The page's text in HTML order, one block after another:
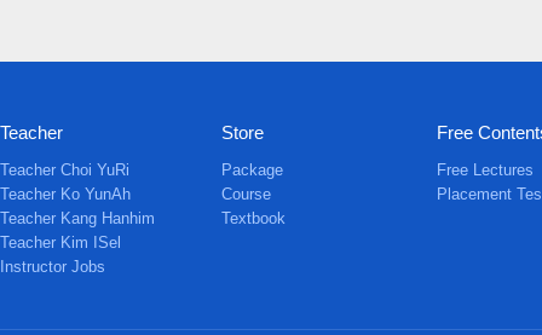
Teacher
Teacher Choi YuRi
Teacher Ko YunAh
Teacher Kang Hanhim
Teacher Kim ISel
Instructor Jobs
Store
Package
Course
Textbook
Free
Free Lectures
Placement